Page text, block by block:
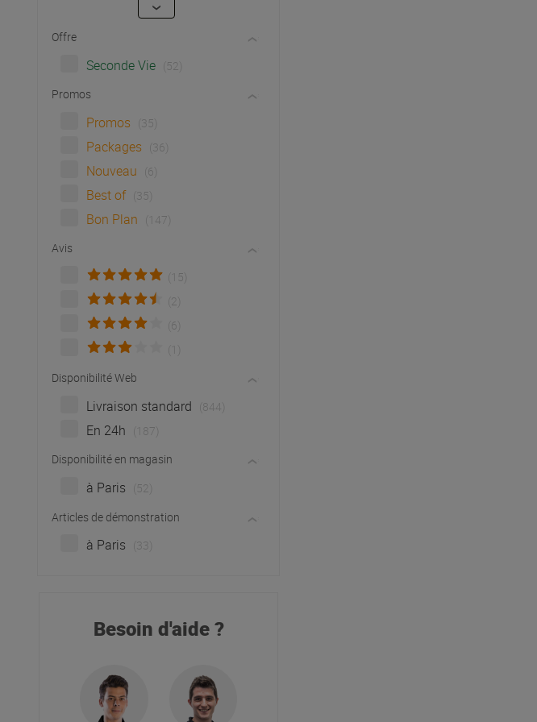
Offre
Seconde Vie
(52)
Promos
Promos (35)
Packages (36)
Nouveau (6)
Best of (35)
Bon Plan
(147)
Avis
(15)
(2)
(6)
Disponibilité Web
Livraison standard (844)
En 24h
(187)
Disponibilité en magasin
à Paris
(52)
Articles de démonstration
à Paris (33)
Besoin d'aide ?